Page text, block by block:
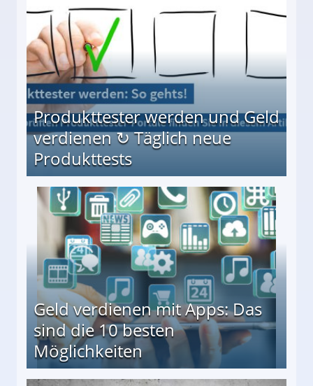
Produkttester werden und Geld
verdienen ↻ Täglich neue
Produkttests
↻ Täglich neue Produkttests
Geld verdienen mit Apps: Das
sind die 10 besten
Möglichkeiten
besten Möglichkeiten